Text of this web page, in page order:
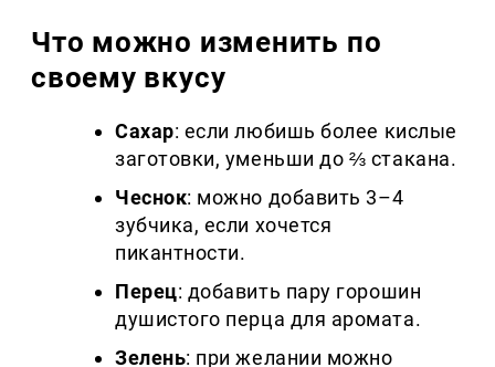
Что можно изменить по
своему вкусу
Сахар: если любишь более кислые
заготовки, уменьши до ⅔ стакана.
Чеснок: можно добавить 3–4
зубчика, если хочется
пикантности.
Перец: добавить пару горошин
душистого перца для аромата.
Зелень: при желании можно